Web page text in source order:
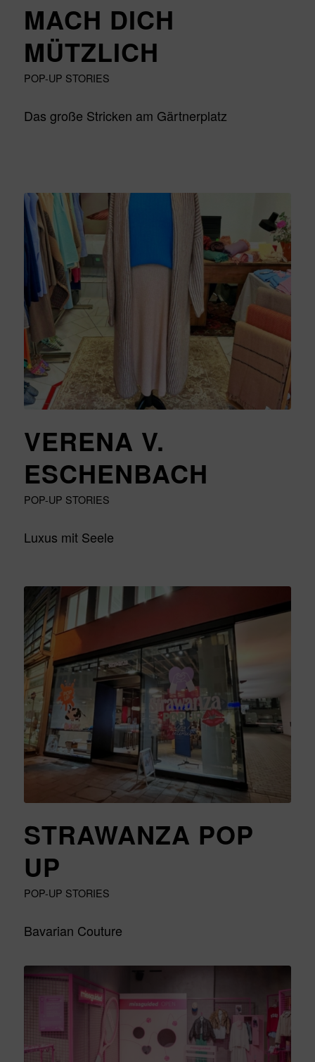
MACH DICH
MÜTZLICH
POP-UP STORIES
Das große Stricken am Gärtnerplatz
VERENA V.
ESCHENBACH
POP-UP STORIES
Luxus mit Seele
STRAWANZA POP
UP
POP-UP STORIES
Bavarian Couture